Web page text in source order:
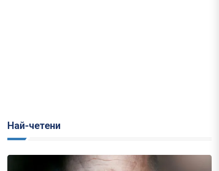
Най-четени